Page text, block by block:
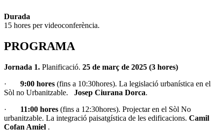
Durada
15 hores per videoconferència.
PROGRAMA
Jornada 1. Planificació. 25 de març de 2025 (3 hores)
· 9:00 hores (fins a 10:30hores). La legislació urbanística en el
Sòl no Urbanitzable. Josep Ciurana Dorca.
· 11:00 hores (fins a 12:30hores). Projectar en el Sòl No
urbanitzable. La integració paisatgística de les edificacions. Camil
Cofan Amiel .